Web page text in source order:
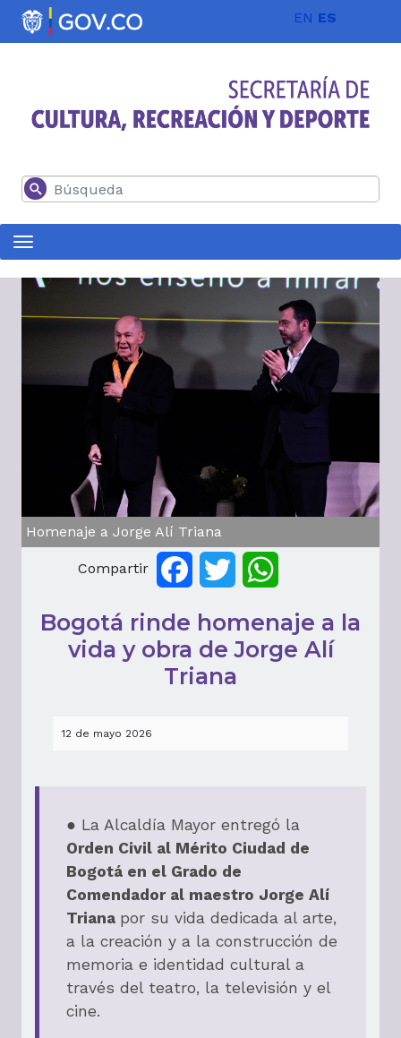
Pasar al contenido principal EN ES
Buscar
Homenaje a Jorge Alí Triana
Compartir FacebookTwitter
Bogotá rinde homenaje a la
vida y obra de Jorge Alí
Triana
12 de mayo 2026
● La Alcaldía Mayor entregó la
Orden Civil al Mérito Ciudad de
Bogotá en el Grado de
Comendador al maestro Jorge Alí
Triana por su vida dedicada al arte,
a la creación y a la construcción de
memoria e identidad cultural a
través del teatro, la televisión y el
cine.